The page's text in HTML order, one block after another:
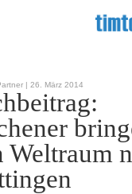
| 26. März 2014
Weltraum